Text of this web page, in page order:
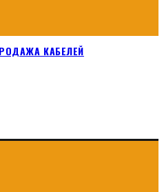
КАБЕЛЕЙ